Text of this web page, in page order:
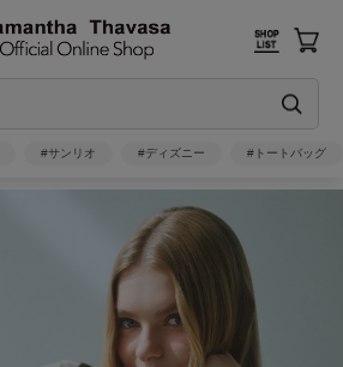
#サンリオ #ディズニー #トートバッグ